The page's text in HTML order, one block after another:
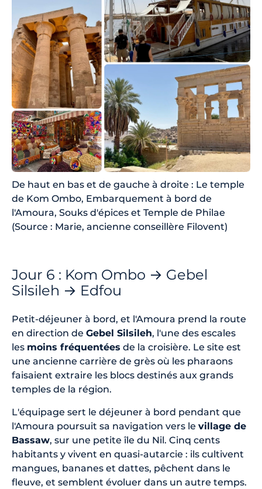
De haut en bas et de gauche à droite : Le temple
de Kom Ombo, Embarquement à bord de
l'Amoura, Souks d'épices et Temple de Philae
(Source : Marie, ancienne conseillère Filovent)
Jour 6 : Kom Ombo → Gebel
Silsileh → Edfou
Petit-déjeuner à bord, et l'Amoura prend la route
en direction de Gebel Silsileh, l'une des escales
les moins fréquentées de la croisière. Le site est
une ancienne carrière de grès où les pharaons
faisaient extraire les blocs destinés aux grands
temples de la région.
L'équipage sert le déjeuner à bord pendant que
l'Amoura poursuit sa navigation vers le village de
Bassaw, sur une petite île du Nil. Cinq cents
habitants y vivent en quasi-autarcie : ils cultivent
mangues, bananes et dattes, pêchent dans le
fleuve, et semblent évoluer dans un autre temps.